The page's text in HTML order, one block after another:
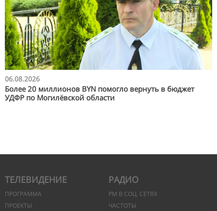
06.08.2026
Более 20 миллионов BYN помогло вернуть в бюджет
УДФР по Могилёвской области
ТЕЛЕВИДЕНИЕ
ПРОГРАММА
ПРОЕКТЫ
РАДИО
РМ В СОЦ. СЕТЯХ
ЧАСТОТЫ